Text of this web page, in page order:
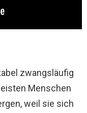
zwangsläufig
Menschen
weil sie sich